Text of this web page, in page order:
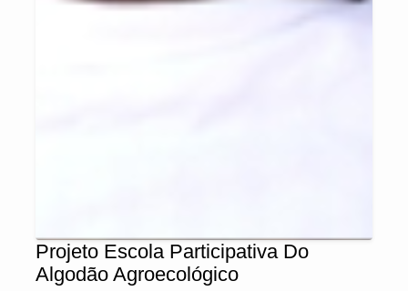
Projeto Escola Participativa Do
Algodão Agroecológico